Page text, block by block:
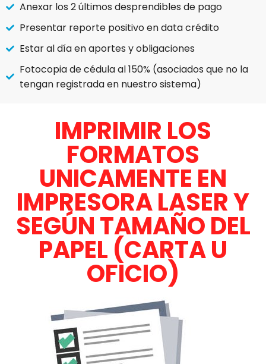
Anexar los 2 últimos desprendibles de pago
Presentar reporte positivo en data crédito
Estar al día en aportes y obligaciones
Fotocopia de cédula al 150% (asociados que no la
tengan registrada en nuestro sistema)
IMPRIMIR LOS
FORMATOS
UNICAMENTE EN
IMPRESORA LASER Y
SEGÚN TAMAÑO DEL
PAPEL (CARTA U
OFICIO)